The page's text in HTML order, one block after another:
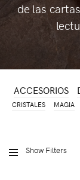
de las
ACCESORIOS
CRISTALES
MAGIA
Show Filters